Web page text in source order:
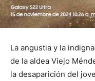
La angustia y la
de la aldea Viejo
la desaparición del